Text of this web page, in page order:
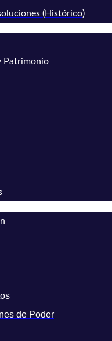
(Histórico)
Patrimonio
de Poder